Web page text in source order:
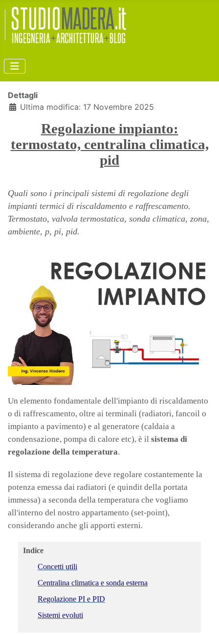
Dettagli
Ultima modifica: 17 Novembre 2025
Regolazione impianto:
termostato, centralina climatica,
pid
Quali sono i principali sistemi di regolazione degli
impianti termici di riscaldamento e raffrescamento.
Termostato, valvola termostatica, sonda climatica, zona,
ambiente, p, pi, pid.
Un elemento fondamentale dell'impianto di riscaldamento
o di raffrescamento, oltre ai terminali (radiatori, fancoil o
impianto a pavimento) e al generatore (caldaia a
condensazione, pompa di calore etc), è il sistema di
regolazione della temperatura.
Il sistema di regolazione deve regolare costantemente la
potenza emessa dai radiatori (e quindit della portata
immessa) a seconda della temperatura che vogliamo
all'interno del nostro appartamento (set-point),
considerando anche gli apporti esterni.
Indice
Concetti utili
Centralina climatica e sonda esterna
Regolazione PI e PID
Sistemi evoluti